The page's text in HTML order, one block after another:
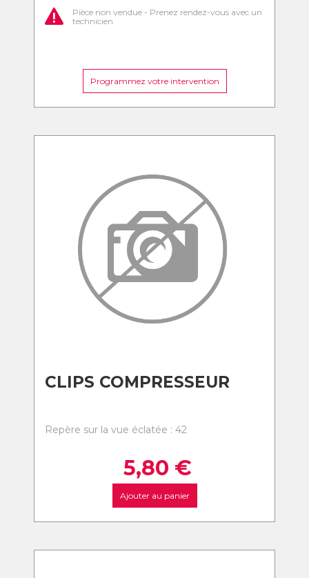
Pièce non vendue - Prenez rendez-vous avec un
technicien
Programmez votre intervention
CLIPS COMPRESSEUR
Repère sur la vue éclatée : 42
5,80 €
Ajouter au panier